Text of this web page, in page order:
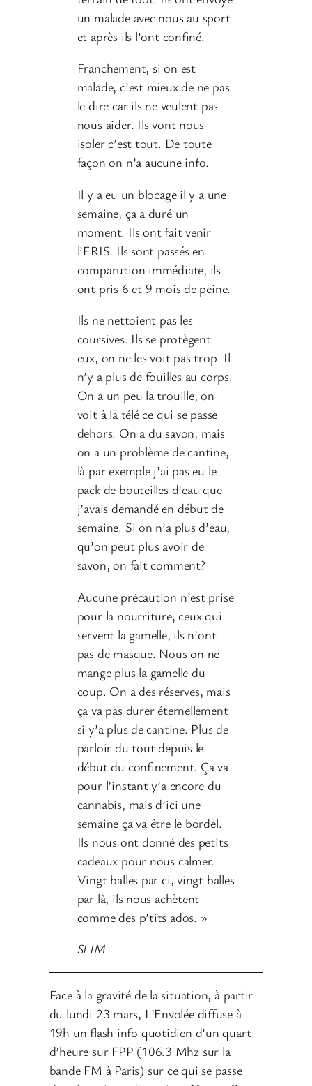
un malade avec nous au sport
et après ils l’ont confiné.
Franchement, si on est
malade, c’est mieux de ne pas
le dire car ils ne veulent pas
nous aider. Ils vont nous
isoler c’est tout. De toute
façon on n’a aucune info.
Il y a eu un blocage il y a une
semaine, ça a duré un
moment. Ils ont fait venir
l’ERIS. Ils sont passés en
comparution immédiate, ils
ont pris 6 et 9 mois de peine.
Ils ne nettoient pas les
coursives. Ils se protègent
eux, on ne les voit pas trop. Il
n’y a plus de fouilles au corps.
On a un peu la trouille, on
voit à la télé ce qui se passe
dehors. On a du savon, mais
on a un problème de cantine,
là par exemple j’ai pas eu le
pack de bouteilles d’eau que
j’avais demandé en début de
semaine. Si on n’a plus d’eau,
qu’on peut plus avoir de
savon, on fait comment?
Aucune précaution n’est prise
pour la nourriture, ceux qui
servent la gamelle, ils n’ont
pas de masque. Nous on ne
mange plus la gamelle du
coup. On a des réserves, mais
ça va pas durer éternellement
si y’a plus de cantine. Plus de
parloir du tout depuis le
début du confinement. Ça va
pour l’instant y’a encore du
cannabis, mais d’ici une
semaine ça va être le bordel.
Ils nous ont donné des petits
cadeaux pour nous calmer.
Vingt balles par ci, vingt balles
par là, ils nous achètent
comme des p’tits ados. »
SLIM
Face à la gravité de la situation, à partir
du lundi 23 mars, L’Envolée diffuse à
19h un flash info quotidien d’un quart
d’heure sur FPP (106.3 Mhz sur la
bande FM à Paris) sur ce qui se passe